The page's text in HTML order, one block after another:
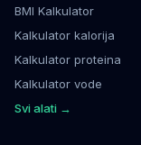
BMI Kalkulator
Kalkulator kalorija
Kalkulator proteina
Kalkulator vode
Svi alati →